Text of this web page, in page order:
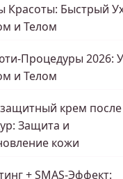
Красоты: Быстрый
и Телом
Процедуры 2026:
и Телом
крем после
Защита и
кожи
+ SMAS-Эффект: